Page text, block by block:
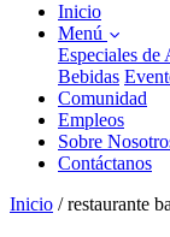
Inicio
Menú
Especiales de
Bebidas
Comunidad
Empleos
Sobre
Contáctanos
Inicio / restaurante